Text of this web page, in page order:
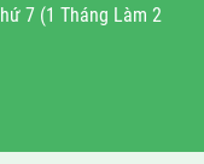
7 (1 Tháng Làm 2